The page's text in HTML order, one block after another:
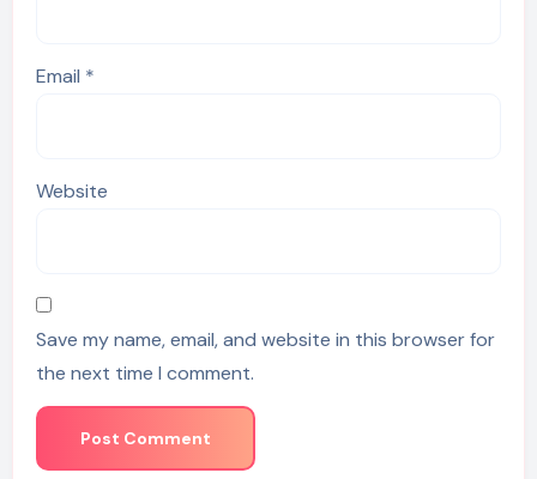
Email *
Website
Save my name, email, and website in this browser for
the next time I comment.